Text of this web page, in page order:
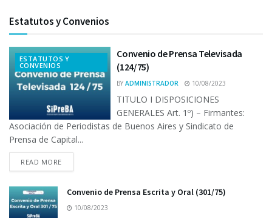
Estatutos y Convenios
ESTATUTOS Y
CONVENIOS
Convenio de Prensa Televisada
(124/75)
BY ADMINISTRADOR 10/08/2023
TITULO I DISPOSICIONES
GENERALES Art. 1º) – Firmantes:
Asociación de Periodistas de Buenos Aires y Sindicato de
Prensa de Capital...
READ MORE
Convenio de Prensa Escrita y Oral (301/75)
10/08/2023